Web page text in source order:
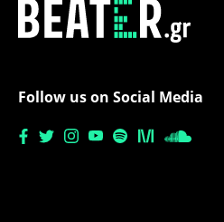
Follow us on Social Media